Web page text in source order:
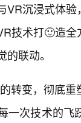
VR沉浸式体
技术打🙂造
联动。
的转变，彻底
一次技术的